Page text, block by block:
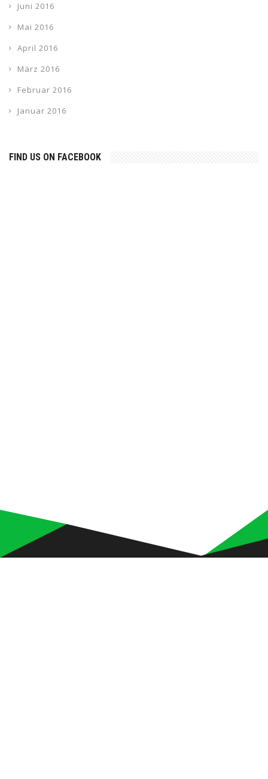
Juni 2016
Mai 2016
April 2016
März 2016
Februar 2016
Januar 2016
FIND US ON FACEBOOK